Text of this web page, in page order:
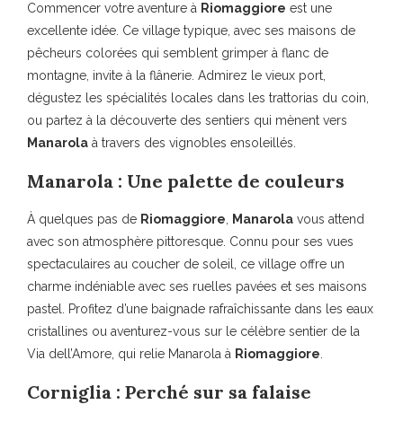
Commencer votre aventure à Riomaggiore est une
excellente idée. Ce village typique, avec ses maisons de
pêcheurs colorées qui semblent grimper à flanc de
montagne, invite à la flânerie. Admirez le vieux port,
dégustez les spécialités locales dans les trattorias du coin,
ou partez à la découverte des sentiers qui mènent vers
Manarola à travers des vignobles ensoleillés.
Manarola : Une palette de couleurs
À quelques pas de Riomaggiore, Manarola vous attend
avec son atmosphère pittoresque. Connu pour ses vues
spectaculaires au coucher de soleil, ce village offre un
charme indéniable avec ses ruelles pavées et ses maisons
pastel. Profitez d’une baignade rafraîchissante dans les eaux
cristallines ou aventurez-vous sur le célèbre sentier de la
Via dell’Amore, qui relie Manarola à Riomaggiore.
Corniglia : Perché sur sa falaise